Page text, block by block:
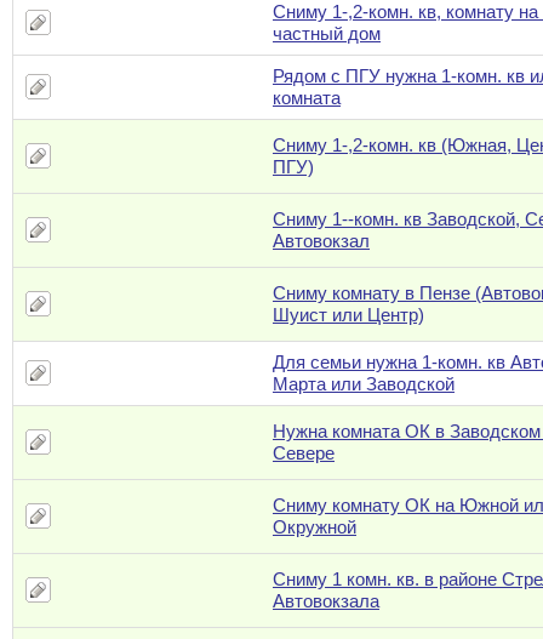
Сниму 1-,2-комн. кв, комнату
частный дом
Рядом с ПГУ нужна 1-комн. кв
комната
Сниму 1-,2-комн. кв (Южная,
ПГУ)
Сниму 1--комн. кв Заводской,
Автовокзал
Сниму комнату в Пензе
Шуист или Центр)
Для семьи нужна 1-комн. кв
Марта или Заводской
Нужна комната ОК в
Севере
Сниму комнату ОК на Южной
Окружной
Сниму 1 комн. кв. в районе
Автовокзала